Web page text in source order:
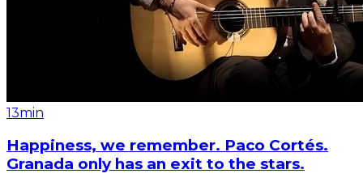
13min
Happiness, we remember. Paco Cortés.
Granada only has an exit to the stars.